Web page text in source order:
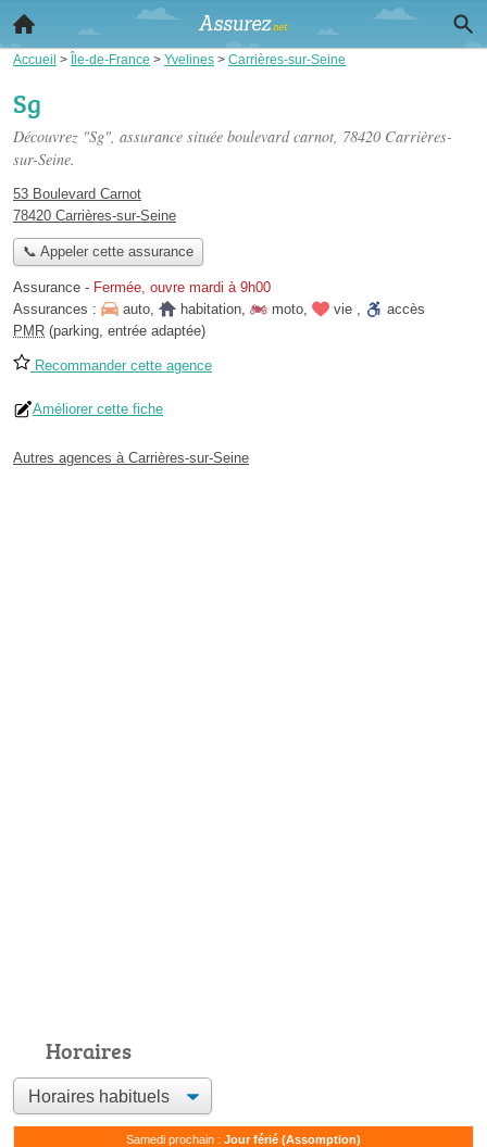
Accueil > Île-de-France > Yvelines > Carrières-sur-Seine
Sg
Découvrez "Sg", assurance située boulevard carnot, 78420 Carrières-
sur-Seine.
53 Boulevard Carnot
78420 Carrières-sur-Seine
📞 Appeler cette assurance
Assurance - Fermée, ouvre mardi à 9h00
Assurances :
auto, habitation, moto, vie ,
accès
PMR (parking, entrée adaptée)
Recommander cette agence
Améliorer cette fiche
Autres agences à Carrières-sur-Seine
Horaires
Samedi prochain : Jour férié (Assomption)